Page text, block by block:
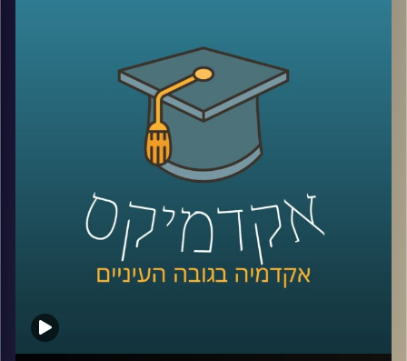
דומיננטי באורח החיים המערבי ומסבירה למה
לזברות אין אולקוס
AudioVersity